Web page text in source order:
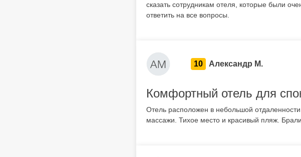
сказать сотрудникам отеля, которые были
ответить на все вопросы.
10 Александр М.
Комфортный отель для
Отель расположен в небольшой
массажи. Тихое место и красивый пляж.